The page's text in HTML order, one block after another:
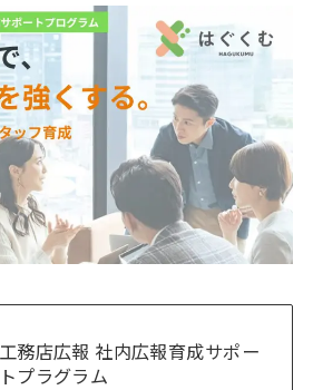
工務店広報 社内広報育成サポー
トプラグラム